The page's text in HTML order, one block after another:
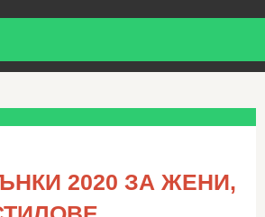
2020 ЗА ЖЕНИ,